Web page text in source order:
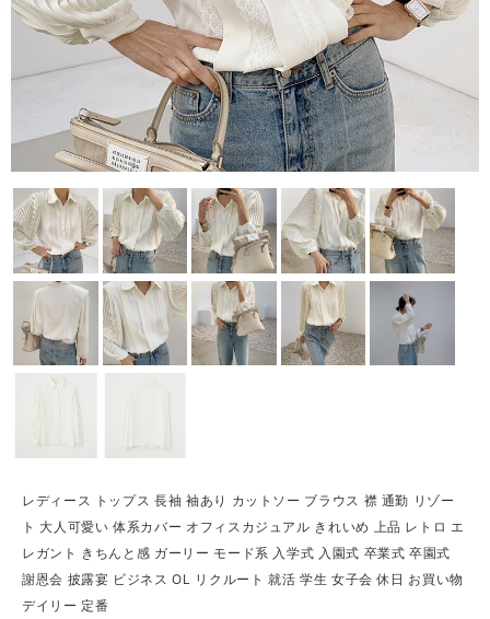
レディース トップス 長袖 袖あり カットソー ブラウス 襟 通勤 リゾー
ト 大人可愛い 体系カバー オフィスカジュアル きれいめ 上品 レトロ エ
レガント きちんと感 ガーリー モード系 入学式 入園式 卒業式 卒園式
謝恩会 披露宴 ビジネス OL リクルート 就活 学生 女子会 休日 お買い物
デイリー 定番